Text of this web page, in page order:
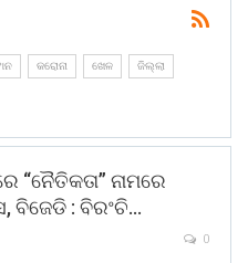
କରୋନା ଖେଳ ଜିଲ୍ଲା
ନାମରେ
ବିଜେଡି : ବିରଂଚି…
0